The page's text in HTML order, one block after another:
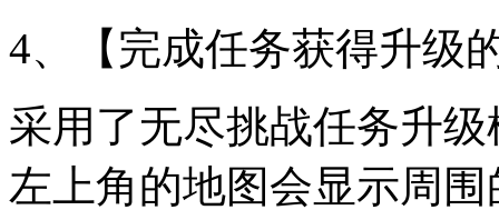
4、【完成任务获得升级
采用了无尽挑战任务升
左上角的地图会显示周